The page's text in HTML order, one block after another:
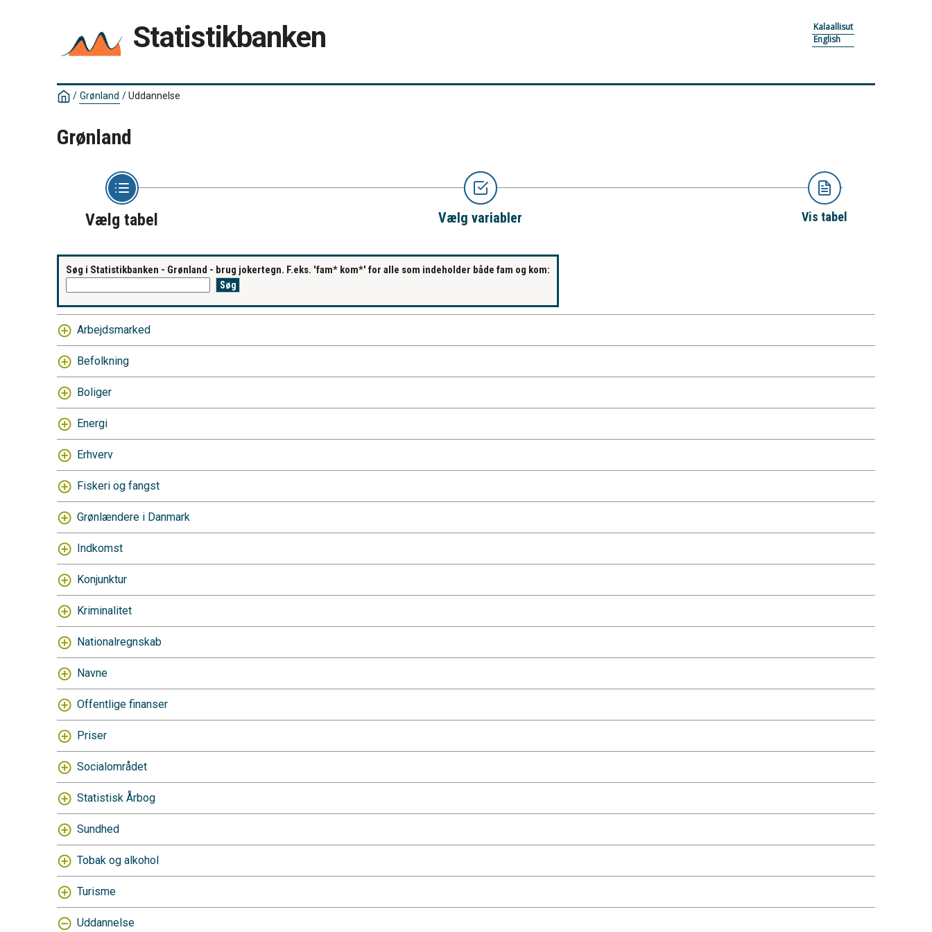
Statistikbanken
Kalaallisut
English
/ Grønland /Uddannelse
Grønland
Vælg tabel Vælg variabler Vis tabel
Søg i Statistikbanken - Grønland - brug jokertegn. F.eks. 'fam* kom*' for alle som indeholder både fam og kom:
Arbejdsmarked
Befolkning
Boliger
Energi
Erhverv
Fiskeri og fangst
Grønlændere i Danmark
Indkomst
Konjunktur
Kriminalitet
Nationalregnskab
Navne
Offentlige finanser
Priser
Socialområdet
Statistisk Årbog
Sundhed
Tobak og alkohol
Turisme
Uddannelse